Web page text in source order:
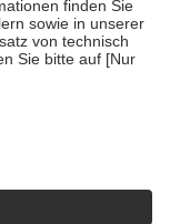
Bewertungen